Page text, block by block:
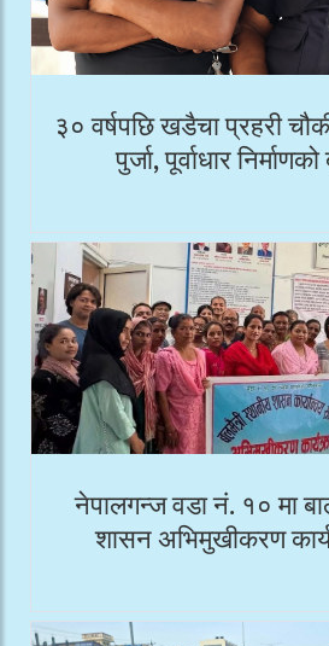
३० वर्षपछि खडैचा प्रहरी
पुर्जा, पूर्वाधार
नेपालगन्ज वडा नं. १० मा
शासन अभिमुखीकरण